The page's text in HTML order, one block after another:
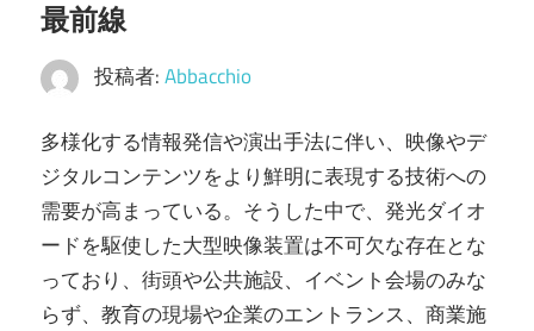
最前線
投稿者:Abbacchio
多様化する情報発信や演出手法に伴い、映像やデ
ジタルコンテンツをより鮮明に表現する技術への
需要が高まっている。 そうした中で、発光ダイオ
ードを駆使した大型映像装置は不可欠な存在とな
っており、街頭や公共施設、イベント会場のみな
らず、教育の現場や企業のエントランス、商業施